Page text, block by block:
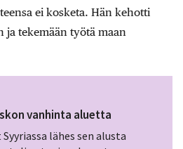
ei kosketa. Hän kehotti
ja tekemään työtä maan
vanhinta aluetta
lähes sen alusta